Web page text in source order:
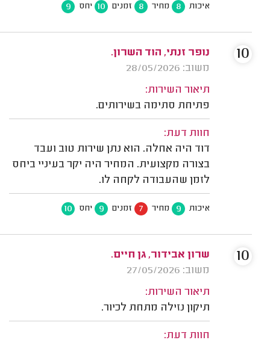
איכות 8 מחיר 8 זמנים 10 יחס 9
נופר זנתי, הוד השרון.
משוב: 28/05/2026
תיאור השירות:
פתיחת סתימה בשירותים.
חוות דעת:
דוד היה אחלה. הוא נתן שירות טוב ועבד
בצורה מקצועית. המחיר היה יקר בעיניי ביחס
לזמן שהעבודה לקחה לו.
איכות 9 מחיר 7 זמנים 9 יחס 10
10
שרון אבידור, גן חיים.
משוב: 27/05/2026
תיאור השירות:
תיקון נזילה מתחת לכיור.
חוות דעת:
10